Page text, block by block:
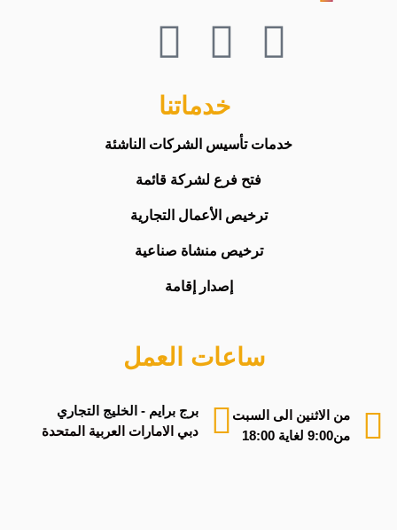
خدماتنا
خدمات تأسيس الشركات الناشئة
فتح فرع لشركة قائمة
ترخيص الأعمال التجارية
ترخيص منشاة صناعية
إصدار إقامة
ساعات العمل
من الاثنين الى السبت
من9:00 لغاية 18:00
برج برايم - الخليج التجاري
دبي الامارات العربية المتحدة